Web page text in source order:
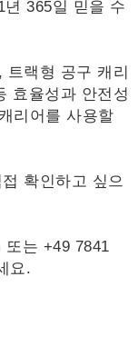
365일 믿을 수
, 트랙형 공구 캐리
효율성과 안전성
캐리어를 사용할
확인하고 싶으
또는 +49 7841
요.